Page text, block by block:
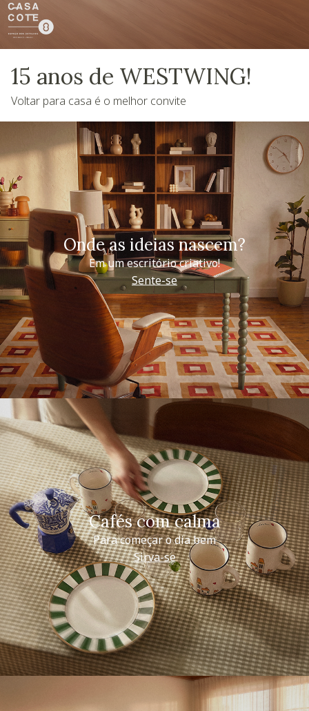
15 anos de WESTWING!
Voltar para casa é o melhor convite
Onde as ideias nascem?
Em um escritório criativo!
Sente-se
Cafés com calma
Para começar o dia bem
Sirva-se